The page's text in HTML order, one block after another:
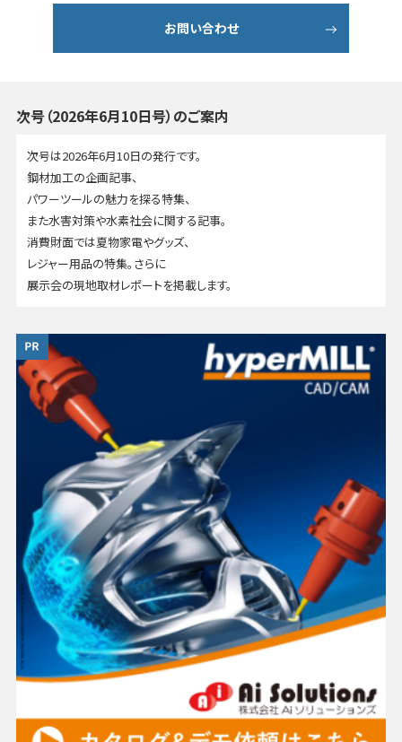
お問い合わせ
次号（2026年6月10日号）のご案内
次号は2026年6月10日の発行です。
鋼材加工の企画記事、
パワーツールの魅力を探る特集、
また水害対策や水素社会に関する記事。
消費財面では夏物家電やグッズ、
レジャー用品の特集。さらに
展示会の現地取材レポートを掲載します。